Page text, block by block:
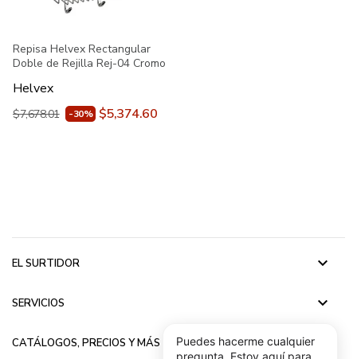
Repisa Helvex Rectangular
Doble de Rejilla Rej-04 Cromo
Helvex
$7,678.01 -30% $5,374.60
EL SURTIDOR keyboard_arrow_down
SERVICIOS keyboard_arrow_down
CATÁLOGOS, PRECIOS Y MÁS keyboard_arrow_down
Puedes hacerme cualquier
pregunta, Estoy aquí para